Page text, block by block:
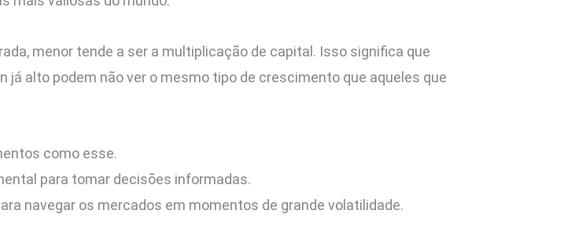
menor tende a ser a multiplicação de capital. Isso significa que
alto podem não ver o mesmo tipo de crescimento que aqueles que
como esse.
para tomar decisões informadas.
navegar os mercados em momentos de grande volatilidade.